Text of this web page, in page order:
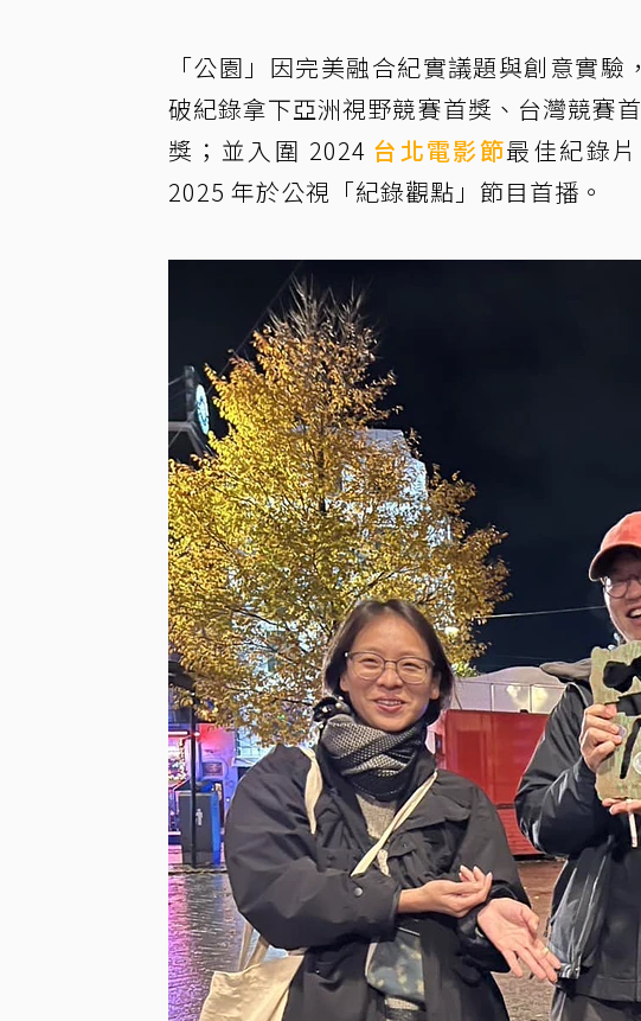
「公園」因完美融合紀實議題與創意實
破紀錄拿下亞洲視野競賽首獎、台灣競賽
獎；並入圍 2024 台北電影節最佳紀錄
2025 年於公視「紀錄觀點」節目首播。